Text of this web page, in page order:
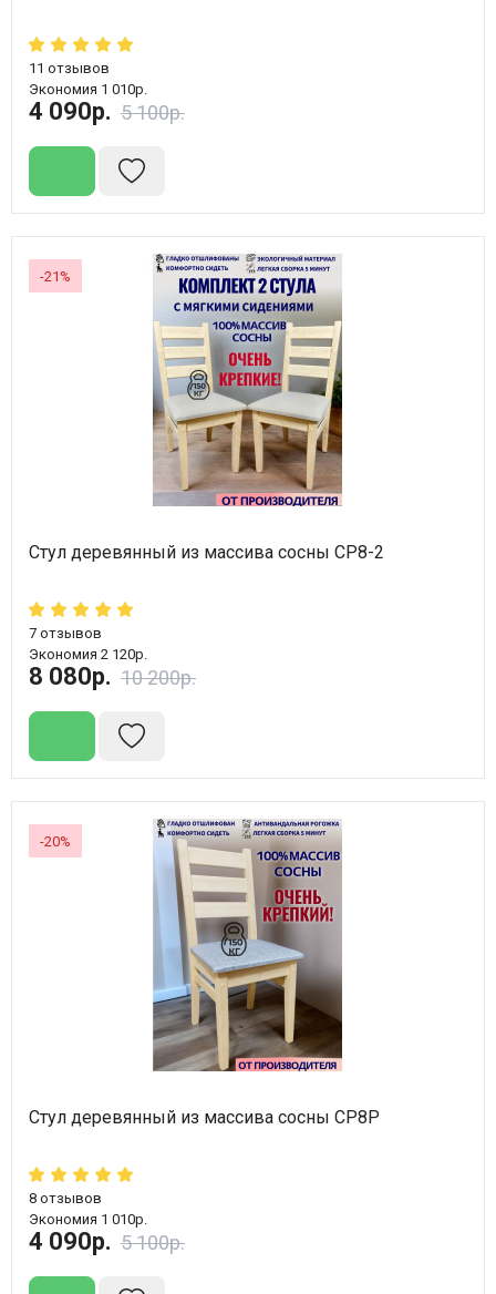
11 отзывов
Экономия 1 010р.
4 090р. 5 100р.
-21%
Стул деревянный из массива сосны СР8-2
7 отзывов
Экономия 2 120р.
8 080р. 10 200р.
-20%
Стул деревянный из массива сосны СР8Р
8 отзывов
Экономия 1 010р.
4 090р. 5 100р.